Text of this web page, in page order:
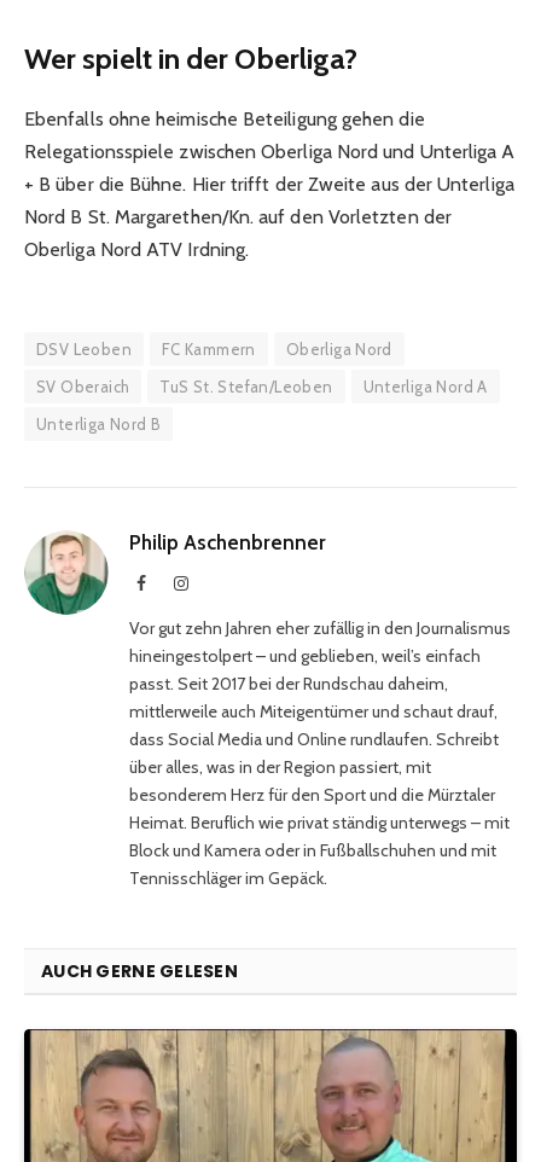
Wer spielt in der Oberliga?
Ebenfalls ohne heimische Beteiligung gehen die
Relegationsspiele zwischen Oberliga Nord und Unterliga A
+ B über die Bühne. Hier trifft der Zweite aus der Unterliga
Nord B St. Margarethen/Kn. auf den Vorletzten der
Oberliga Nord ATV Irdning.
DSV Leoben FC Kammern
Oberliga Nord
SV Oberaich
TuS St. Stefan/Leoben
Unterliga Nord A
Unterliga Nord B
Philip Aschenbrenner
FacebookInstagram
Vor gut zehn Jahren eher zufällig in den Journalismus
hineingestolpert – und geblieben, weil’s einfach
passt. Seit 2017 bei der Rundschau daheim,
mittlerweile auch Miteigentümer und schaut drauf,
dass Social Media und Online rundlaufen. Schreibt
über alles, was in der Region passiert, mit
besonderem Herz für den Sport und die Mürztaler
Heimat. Beruflich wie privat ständig unterwegs – mit
Block und Kamera oder in Fußballschuhen und mit
Tennisschläger im Gepäck.
AUCH GERNE GELESEN